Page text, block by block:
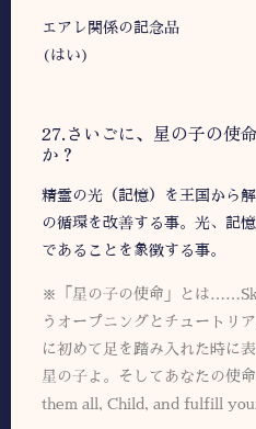
エアレ関係の記念品
(はい)
27.さいごに、星の子の使
か？
精霊の光（記憶）を王国から
の循環を改善する事。光、記
であることを象徴する事。
※「星の子の使命」とは
うオープニングとチュートリ
に初めて足を踏み入れた時に
星の子よ。そしてあなたの使
them all, Child, and fulfill